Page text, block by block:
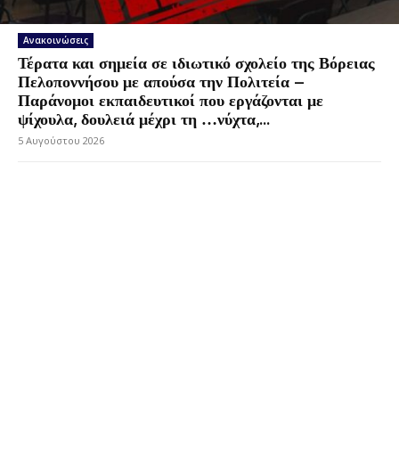
Ανακοινώσεις
Τέρατα και σημεία σε ιδιωτικό σχολείο της Βόρειας
Πελοποννήσου με απούσα την Πολιτεία –
Παράνομοι εκπαιδευτικοί που εργάζονται με
ψίχουλα, δουλειά μέχρι τη …νύχτα,...
5 Αυγούστου 2026